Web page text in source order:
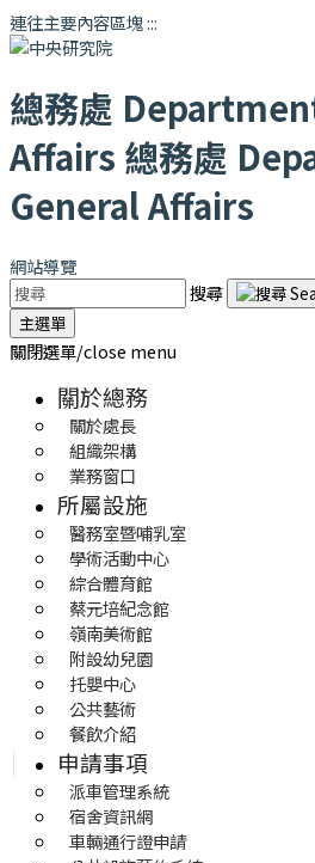
連往主要內容區塊:::
總務處
Affairs 總務處
General Affairs
網站導覽
搜尋
主選單
關閉選單/close menu
關於總務
關於處長
組織架構
業務窗口
所屬設施
醫務室暨哺乳室
學術活動中心
綜合體育館
蔡元培紀念館
嶺南美術館
附設幼兒園
托嬰中心
公共藝術
餐飲介紹
申請事項
派車管理系統
宿舍資訊網
車輛通行證申請